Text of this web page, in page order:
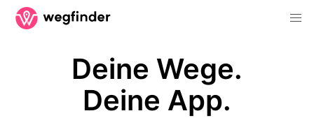
Deine Wege.
Deine App.